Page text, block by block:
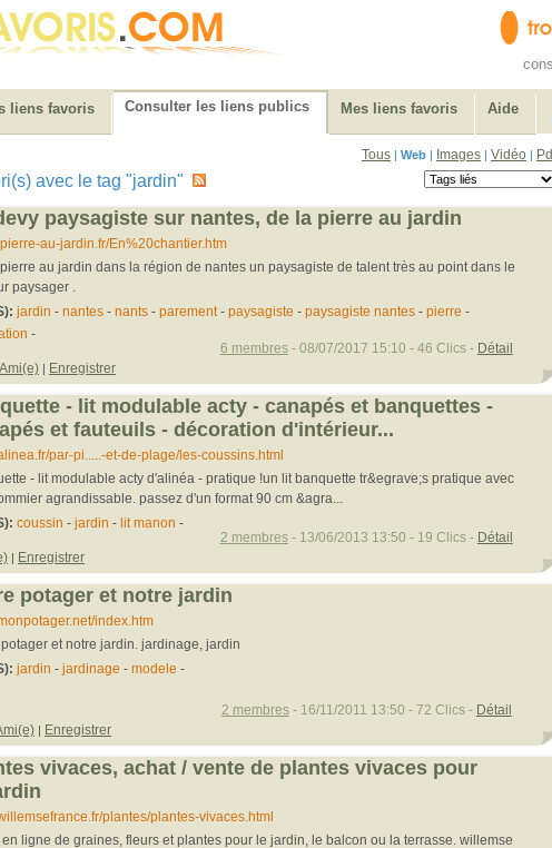
liens favoris Consulter les liens publics Mes liens favoris Aide
Tous | Web | Images | Vidéo |
avec le tag "jardin"
paysagiste sur nantes, de la pierre au jardin
au-jardin.fr/En%20chantier.htm
au jardin dans la région de nantes un paysagiste de talent très au point dans le
paysager .
jardin - nantes- nants- parement- paysagiste - paysagiste nantes- pierre -
-
| Enregistrer
6 membres- 08/07/2017 15:10 - 46 Clics - Détail
- lit modulable acty - canapés et banquettes -
et fauteuils - décoration d'intérieur...
par-pi.....-et-de-plage/les-coussins.html
- lit modulable acty d'alinéa - pratique !un lit banquette tr&egrave;s pratique avec
agrandissable. passez d'un format 90 cm &agra...
coussin - jardin - lit manon -
| Enregistrer
2 membres- 13/06/2013 13:50 - 19 Clics - Détail
potager et notre jardin
index.htm
et notre jardin. jardinage, jardin
jardin - jardinage - modele -
| Enregistrer
2 membres- 16/11/2011 13:50 - 72 Clics - Détail
vivaces, achat / vente de plantes vivaces pour
plantes/plantes-vivaces.html
en ligne de graines, fleurs et plantes pour le jardin, le balcon ou la terrasse. willemse